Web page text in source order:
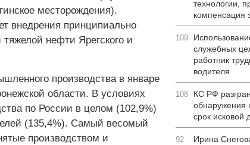
месторождения).
внедрения принципиально
нефти Ярегского и
производства в январе
области. В условиях
по России в целом (102,9%)
(135,4%). Самый весомый
производством и
технологии,
компенсация
109
служебных
работник
водителя
108
КС РФ
обнаружения
срок исковой
92
Ирина